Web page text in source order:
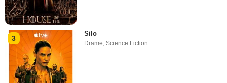
3
Silo
Drame,Science Fiction